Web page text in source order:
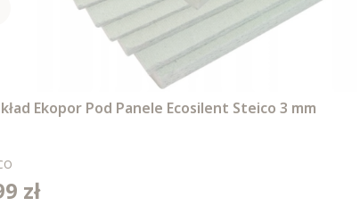
Ekopor Pod Panele Ecosilent Steico 3 mm
zł